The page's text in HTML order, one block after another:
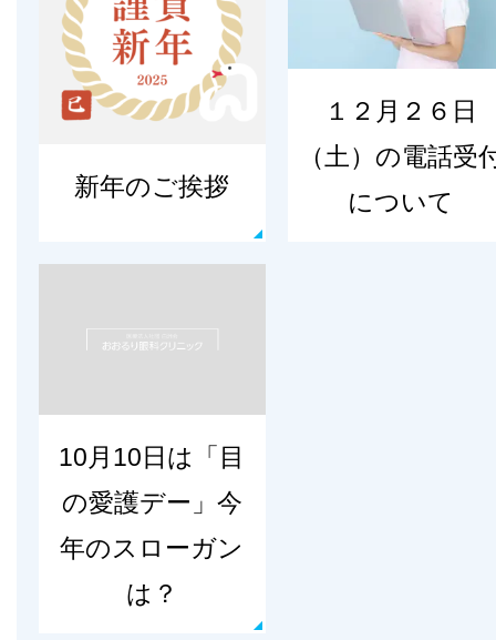
新年のご挨拶
１２月２６日
（土）の電話受
について
10月10日は「目
の愛護デー」今
年のスローガン
は？